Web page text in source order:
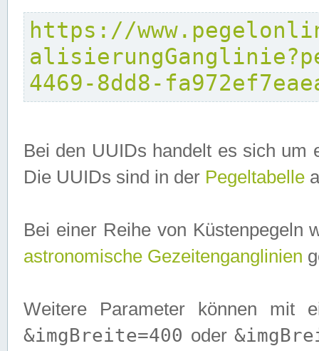
https://
4469-8dd8-
Bei den UUIDs handelt es sich um
Die UUIDs sind in der Pegeltabelle
Bei einer Reihe von Küstenpegeln
astronomische Gezeitenganglinien
Weitere Parameter können mit
&imgBreite=400 oder